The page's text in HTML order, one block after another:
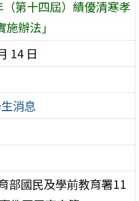
第十四屆）績優清寒孝
辦法」
14 日
消息
部國民及學前教育署11